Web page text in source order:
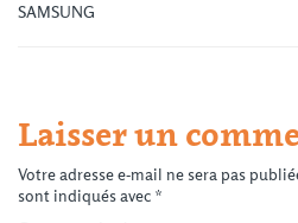
SAMSUNG
Laisser un
Votre adresse e-mail ne sera pas
sont indiqués avec *